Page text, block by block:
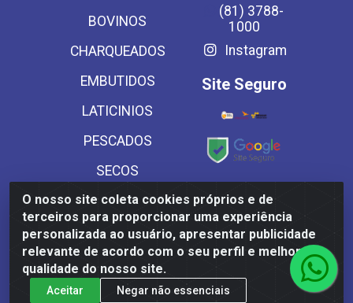
O nosso site coleta cookies próprios e de
terceiros para proporcionar uma experiência
personalizada ao usuário, apresentar publicidade
relevante de acordo com o seu perfil e melhorar a
qualidade do nosso site.
Aceitar Negar não essenciais
BOVINOS
CHARQUEADOS
EMBUTIDOS
LATICINIOS
PESCADOS
SECOS
SUINOS
VEGETAIS CONG E
MASSAS
(81) 3788-
1000
Instagram
Site Seguro
Baixe já
nosso APP